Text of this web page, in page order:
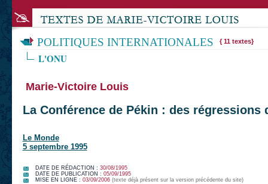
POLITIQUES INTERNATIONALES { 11 textes}
L'ONU
Marie-Victoire Louis
La Conférence de Pékin : des régressions
Le Monde
5 septembre 1995
DATE DE RÉDACTION : 30/08/1995
DATE DE PUBLICATION : 05/09/1995
MISE EN LIGNE : 03/09/2006(texte déjà présent sur la version précédente du site)